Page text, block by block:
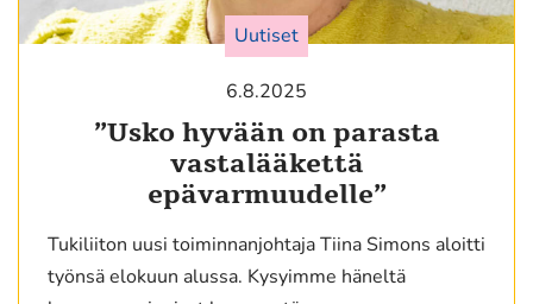
Uutiset
6.8.2025
”Usko hyvään on parasta
vastalääkettä
epävarmuudelle”
Tukiliiton uusi toiminnanjohtaja Tiina Simons aloitti
työnsä elokuun alussa. Kysyimme häneltä